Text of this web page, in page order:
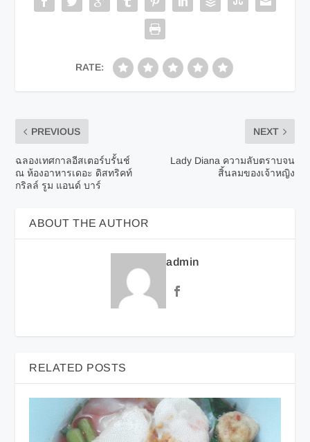
RATE:
PREVIOUS
ฉลองเทศกาลอีสเตอร์บรั้นช์
ณ ห้องอาหารเดอะ ดิสทริคท์
กริลล์ รูม แอนด์ บาร์
NEXT
Lady Diana ความลับตราบจน
สิ้นลมของเจ้าหญิง
ABOUT THE AUTHOR
admin
RELATED POSTS